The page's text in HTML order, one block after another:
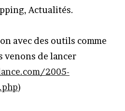
Actualités.
avec des outils comme
venons de lancer
2005-
)